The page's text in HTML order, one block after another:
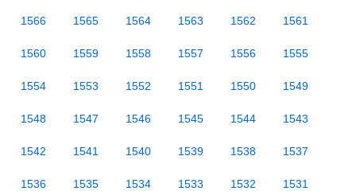
1566 1565 1564 1563 1562 1561
1560 1559 1558 1557 1556 1555
1554 1553 1552 1551 1550 1549
1548 1547 1546 1545 1544 1543
1542 1541 1540 1539 1538 1537
1536 1535 1534 1533 1532 1531